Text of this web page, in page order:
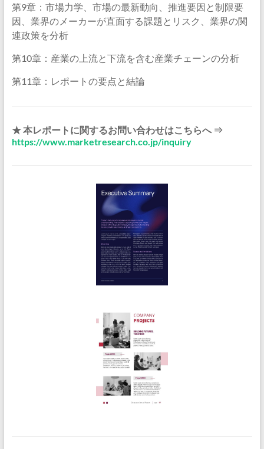
第9章：市場力学、市場の最新動向、推進要因と制限要
因、業界のメーカーが直面する課題とリスク、業界の関
連政策を分析
第10章：産業の上流と下流を含む産業チェーンの分析
第11章：レポートの要点と結論
★ 本レポートに関するお問い合わせはこちらへ ⇒
https://www.marketresearch.co.jp/inquiry